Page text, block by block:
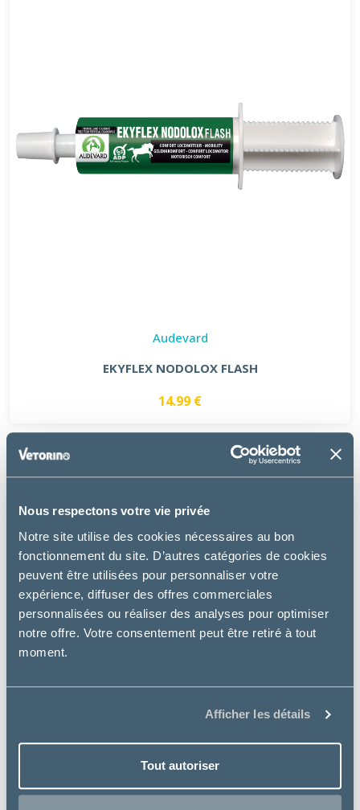
Nous respectons votre vie privée
Notre site utilise des cookies nécessaires au bon
fonctionnement du site. D’autres catégories de cookies
peuvent être utilisées pour personnaliser votre
expérience, diffuser des offres commerciales
personnalisées ou réaliser des analyses pour optimiser
notre offre. Votre consentement peut être retiré à tout
moment.
Afficher les détails
Tout autoriser
Audevard
EKYFLEX NODOLOX FLASH
14.99 €